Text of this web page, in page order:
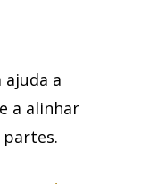
ajuda a
a alinhar